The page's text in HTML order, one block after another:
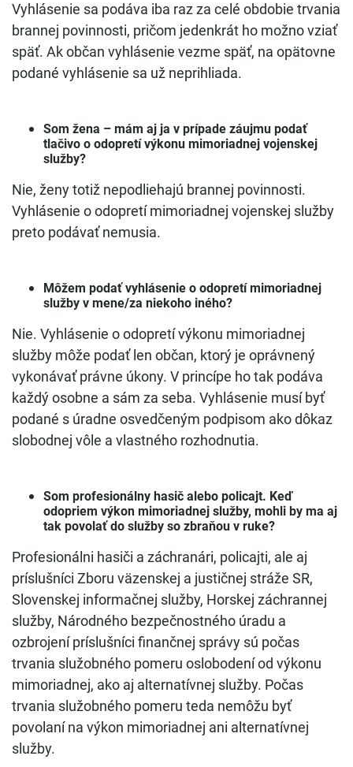
Vyhlásenie sa podáva iba raz za celé obdobie trvania
brannej povinnosti, pričom jedenkrát ho možno vziať
späť. Ak občan vyhlásenie vezme späť, na opätovne
podané vyhlásenie sa už neprihliada.
Som žena – mám aj ja v prípade záujmu podať
tlačivo o odopretí výkonu mimoriadnej vojenskej
služby?
Nie, ženy totiž nepodliehajú brannej povinnosti.
Vyhlásenie o odopretí mimoriadnej vojenskej služby
preto podávať nemusia.
Môžem podať vyhlásenie o odopretí mimoriadnej
služby v mene/za niekoho iného?
Nie. Vyhlásenie o odopretí výkonu mimoriadnej
služby môže podať len občan, ktorý je oprávnený
vykonávať právne úkony. V princípe ho tak podáva
každý osobne a sám za seba. Vyhlásenie musí byť
podané s úradne osvedčeným podpisom ako dôkaz
slobodnej vôle a vlastného rozhodnutia.
Som profesionálny hasič alebo policajt. Keď
odopriem výkon mimoriadnej služby, mohli by ma aj
tak povolať do služby so zbraňou v ruke?
Profesionálni hasiči a záchranári, policajti, ale aj
príslušníci Zboru väzenskej a justičnej stráže SR,
Slovenskej informačnej služby, Horskej záchrannej
služby, Národného bezpečnostného úradu a
ozbrojení príslušníci finančnej správy sú počas
trvania služobného pomeru oslobodení od výkonu
mimoriadnej, ako aj alternatívnej služby. Počas
trvania služobného pomeru teda nemôžu byť
povolaní na výkon mimoriadnej ani alternatívnej
služby.